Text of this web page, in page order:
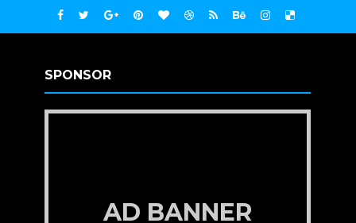
SPONSOR
AD BANNER